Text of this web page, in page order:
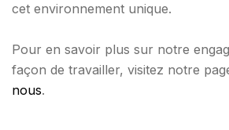
cet environnement unique.
Pour en savoir plus sur notre
façon de travailler, visitez notre
nous.